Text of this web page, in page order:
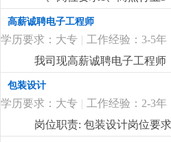
品质员培训工作；3、熟悉
前确认，试产评估、包装设
跟进和协调，验货异常处理
合，协助新产品的质量标准
三、薪酬福利1、待遇具体
节日福利、法定假期等；
高薪诚聘电子工程师
学历要求：大专 | 工作经验：3-5年
我司现高薪诚聘电子工程师
类产品设计与开发经验，
包装设计
学历要求：大专 | 工作经验：2-3年
岗位职责: 包装设计岗位要